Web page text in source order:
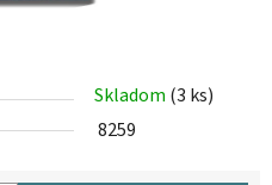
Skladom (3 ks)
8259